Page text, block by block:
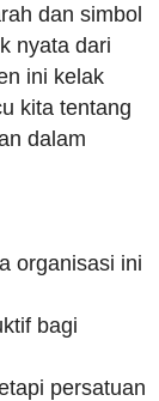
dan simbol
nyata dari
ini kelak
kita tentang
dalam
organisasi ini
bagi
persatuan